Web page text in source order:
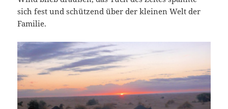
sich fest und schützend über der kleinen Welt der
Familie.